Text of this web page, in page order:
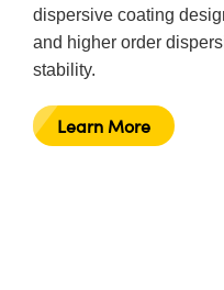
dispersive coating
and higher order
stability.
Learn More